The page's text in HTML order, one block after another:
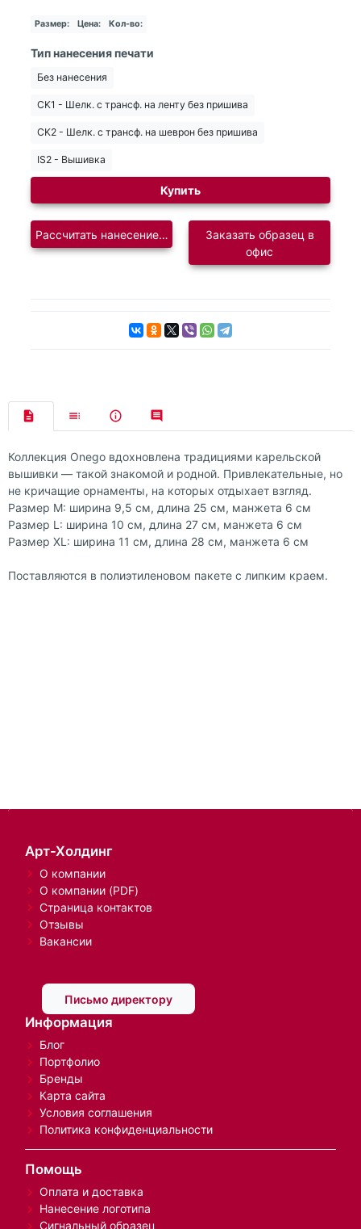
Размер: Цена: Кол-во:
Тип нанесения печати
Без нанесения
CK1 - Шелк. с трансф. на ленту без пришива
CK2 - Шелк. с трансф. на шеврон без пришива
IS2 - Вышивка
Купить
Рассчитать нанесение логотипаЗаказать образец в
офис
Коллекция Onego вдохновлена традициями карельской
вышивки — такой знакомой и родной. Привлекательные, но
не кричащие орнаменты, на которых отдыхает взгляд.
Размер M: ширина 9,5 см, длина 25 см, манжета 6 см
Pазмер L: ширина 10 см, длина 27 см, манжета 6 см
Pазмер XL: ширина 11 см, длина 28 см, манжета 6 см
Поставляются в полиэтиленовом пакете с липким краем.
Арт-Холдинг
О компании
О компании (PDF)
Страница контактов
Отзывы
Вакансии
Письмо директору
Информация
Блог
Портфолио
Бренды
Карта сайта
Условия соглашения
Политика конфиденциальности
Помощь
Оплата и доставка
Нанесение логотипа
Сигнальный образец